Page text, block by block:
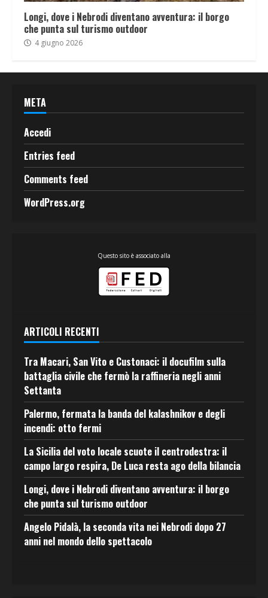
Longi, dove i Nebrodi diventano avventura: il borgo
che punta sul turismo outdoor
4 giugno 2026
META
Accedi
Entries feed
Comments feed
WordPress.org
Questo sito è associato alla
ARTICOLI RECENTI
Tra Macari, San Vito e Custonaci: il docufilm sulla
battaglia civile che fermò la raffineria negli anni
Settanta
Palermo, fermata la banda del kalashnikov e degli
incendi: otto fermi
La Sicilia del voto locale scuote il centrodestra: il
campo largo respira, De Luca resta ago della bilancia
Longi, dove i Nebrodi diventano avventura: il borgo
che punta sul turismo outdoor
Angelo Pidalà, la seconda vita nei Nebrodi dopo 27
anni nel mondo dello spettacolo